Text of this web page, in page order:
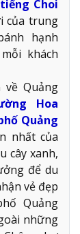
Choi
của trung
hạnh
khách
Quảng
Hoa
Quảng
nhất của
cây xanh,
để du
vẻ đẹp
Quảng
những